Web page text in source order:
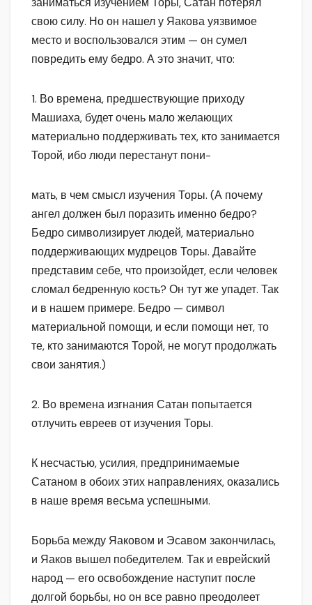
свою силу. Но он нашел у Яакова уязвимое
место и воспользовался этим — он сумел
повредить ему бедро. А это значит, что:
1. Во времена, предшествующие приходу
Машиаха, будет очень мало желающих
материально поддерживать тех, кто занимается
Торой, ибо люди перестанут пони-
мать, в чем смысл изучения Торы. (А почему
ангел должен был поразить именно бедро?
Бедро символизирует людей, материально
поддерживающих мудрецов Торы. Давайте
представим себе, что произойдет, если человек
сломал бедренную кость? Он тут же упадет. Так
и в нашем примере. Бедро — символ
материальной помощи, и если помощи нет, то
те, кто занимаются Торой, не могут продолжать
свои занятия.)
2. Во времена изгнания Сатан попытается
отлучить евреев от изучения Торы.
К несчастью, усилия, предпринимаемые
Сатаном в обоих этих направлениях, оказались
в наше время весьма успешными.
Борьба между Яаковом и Эсавом закончилась,
и Яаков вышел победителем. Так и еврейский
народ — его освобождение наступит после
долгой борьбы, но он все равно преодолеет